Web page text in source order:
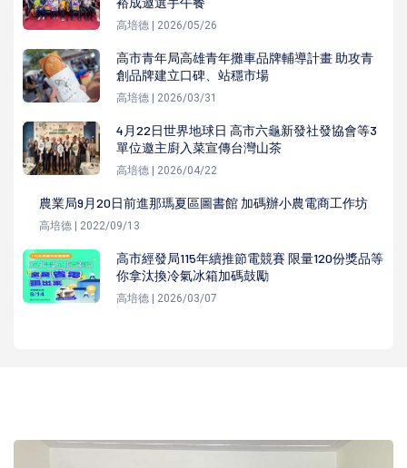
高培德 | 2026/05/26
高市青年局高雄青年攤車品牌輔導計畫 助攻青
創品牌建立口碑、站穩市場
高培德 | 2026/03/31
4月22日世界地球日 高市六龜新發社發協會等3
單位邀主廚入菜宣傳台灣山茶
高培德 | 2026/04/22
農業局9月20日前進那瑪夏區圖書館 加碼辦小農電商工作坊
高培德 | 2022/09/13
高市經發局115年續推節電競賽 限量120份獎品等
你拿汰換冷氣冰箱加碼鼓勵
高培德 | 2026/03/07